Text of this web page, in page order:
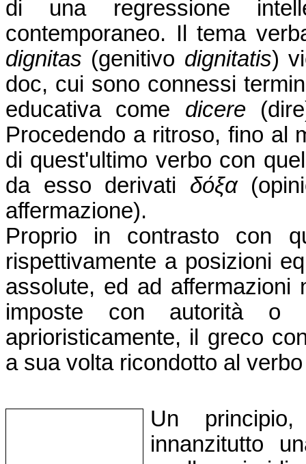
di una regressione
contemporaneo. Il tema
dignitas (genitivo dignitatis)
doc, cui sono connessi
educativa come dicere
Procedendo a ritroso, fino al
di quest'ultimo verbo con
da esso derivati δόξα
affermazione).
Proprio in contrasto con
rispettivamente a posizioni
assolute, ed ad affermazioni
imposte con autorità o
aprioristicamente, il greco
a sua volta ricondotto al
Un
innanzitutto